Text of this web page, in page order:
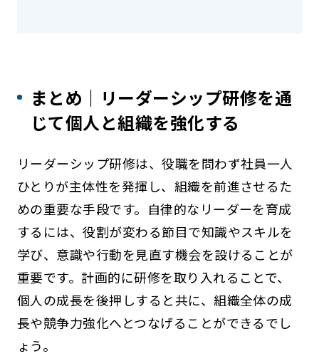
まとめ｜リーダーシップ研修を通
じて個人と組織を強化する
リーダーシップ研修は、役職を問わず社員一人
ひとりが主体性を発揮し、組織を前進させるた
めの重要な手段です。自律的なリーダーを育成
するには、役割が変わる節目で知識やスキルを
学び、意識や行動を見直す機会を設けることが
重要です。計画的に研修を取り入れることで、
個人の成長を後押しすると共に、組織全体の成
長や競争力強化へとつなげることができるでし
ょう。